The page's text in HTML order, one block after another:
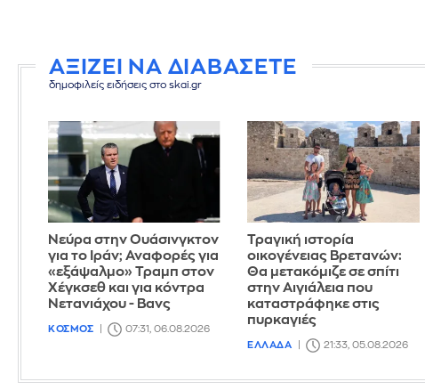
ΑΞΙΖΕΙ ΝΑ ΔΙΑΒΑΣΕΤΕ
δημοφιλείς ειδήσεις στο skai.gr
Νεύρα στην Ουάσινγκτον
για το Ιράν; Αναφορές για
«εξάψαλμο» Τραμπ στον
Χέγκσεθ και για κόντρα
Νετανιάχου - Βανς
ΚΟΣΜΟΣ 07:31, 06.08.2026
Τραγική ιστορία
οικογένειας Βρετανών:
Θα μετακόμιζε σε σπίτι
στην Αιγιάλεια που
καταστράφηκε στις
πυρκαγιές
ΕΛΛΑΔΑ 21:33, 05.08.2026